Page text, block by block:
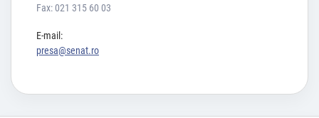
Fax: 021 315 60 03
E-mail:
presa@senat.ro